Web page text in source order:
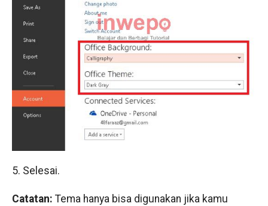
5. Selesai.
Catatan: Tema hanya bisa digunakan jika kamu